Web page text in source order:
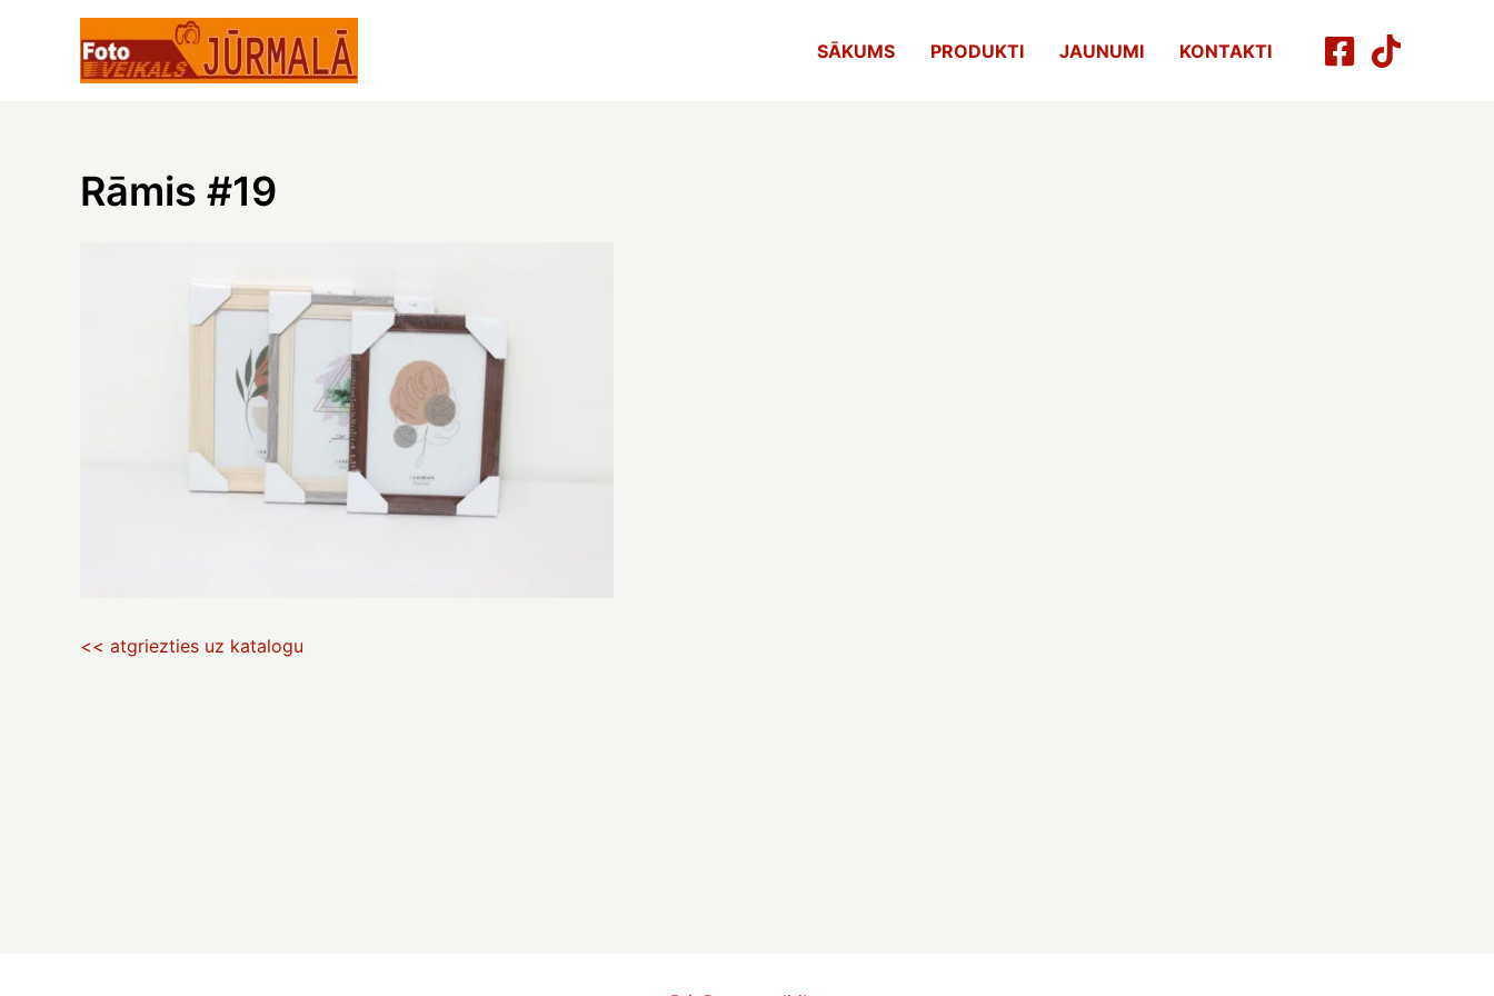
SĀKUMS PRODUKTI JAUNUMI KONTAKTI
Rāmis #19
<< atgriezties uz katalogu